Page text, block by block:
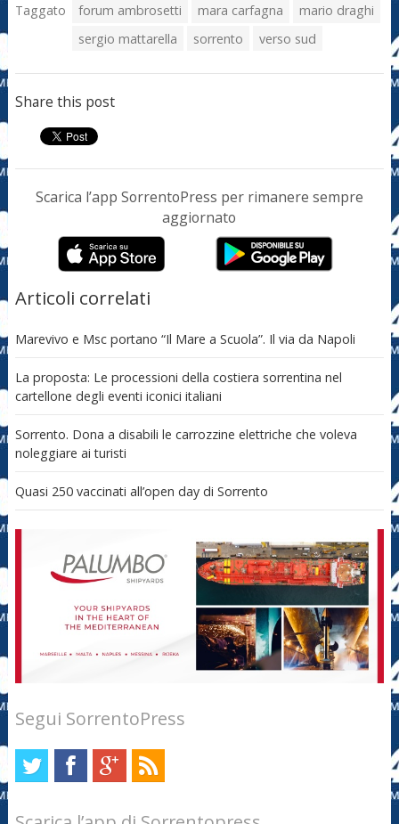
Taggato forum ambrosetti mara carfagna
mario draghi
sergio mattarella
sorrento verso sud
Share this post
Scarica l’app SorrentoPress per rimanere sempre
aggiornato
Articoli correlati
Marevivo e Msc portano “Il Mare a Scuola”. Il via da Napoli
La proposta: Le processioni della costiera sorrentina nel
cartellone degli eventi iconici italiani
Sorrento. Dona a disabili le carrozzine elettriche che voleva
noleggiare ai turisti
Quasi 250 vaccinati all’open day di Sorrento
Segui SorrentoPress